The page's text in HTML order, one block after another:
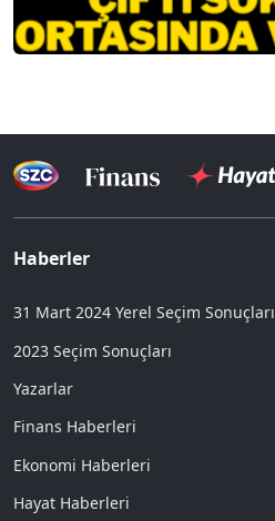
Haberler
31 Mart 2024 Yerel Seçim Sonuçları
2023 Seçim Sonuçları
Yazarlar
Finans Haberleri
Ekonomi Haberleri
Hayat Haberleri